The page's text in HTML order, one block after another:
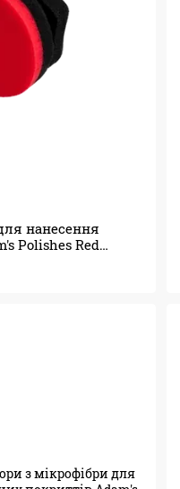
нанесення
Polishes Red